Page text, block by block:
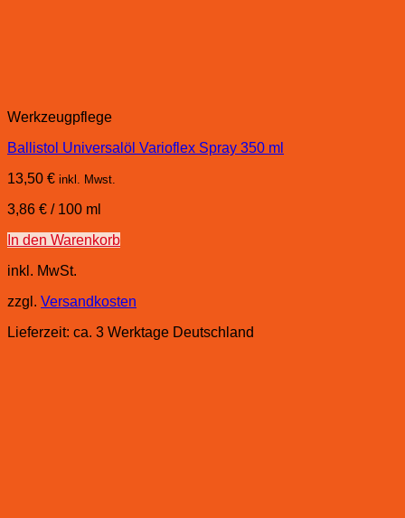
Werkzeugpflege
Ballistol Universalöl Varioflex Spray 350 ml
13,50 € inkl. Mwst.
3,86 € / 100 ml
In den Warenkorb
inkl. MwSt.
zzgl. Versandkosten
Lieferzeit: ca. 3 Werktage Deutschland